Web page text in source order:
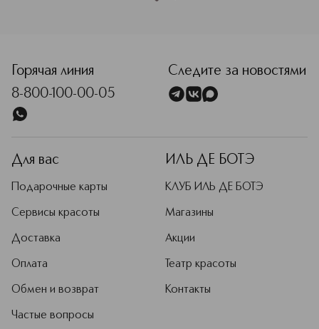
Горячая линия
8-800-100-00-05
Следите за новостями
Для вас
Подарочные карты
Сервисы красоты
Доставка
Оплата
Обмен и возврат
Частые вопросы
ИЛЬ ДЕ БОТЭ
КЛУБ ИЛЬ ДЕ БОТЭ
Магазины
Акции
Театр красоты
Контакты